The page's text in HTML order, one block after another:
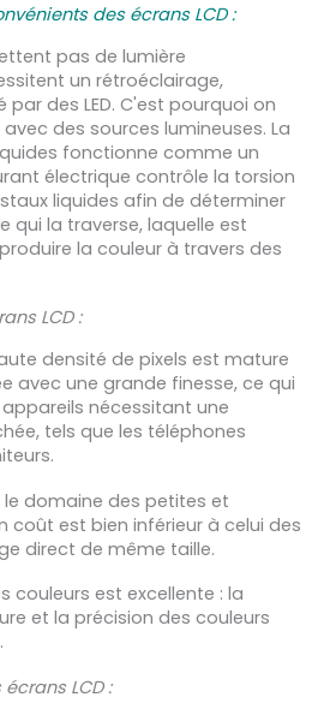
des écrans LCD :
pas de lumière
un rétroéclairage,
des LED. C'est pourquoi on
des sources lumineuses. La
fonctionne comme un
électrique contrôle la torsion
liquides afin de déterminer
qui la traverse, laquelle est
la couleur à travers des
LCD :
densité de pixels est mature
avec une grande finesse, ce qui
nécessitant une
tels que les téléphones
domaine des petites et
coût est bien inférieur à celui des
direct de même taille.
couleurs est excellente : la
et la précision des couleurs
LCD :